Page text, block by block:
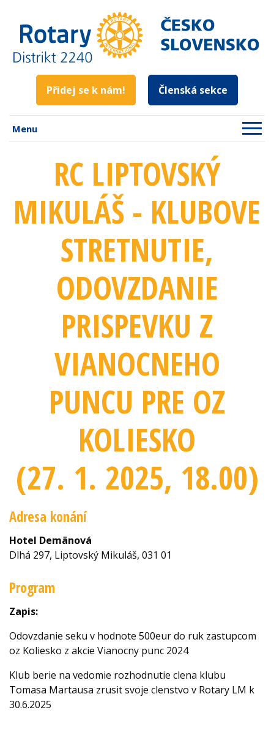
Přidej se k nám! Členská sekce
Menu
RC LIPTOVSKÝ
MIKULÁŠ - KLUBOVE
STRETNUTIE,
ODOVZDANIE
PRISPEVKU Z
VIANOCNEHO
PUNCU PRE OZ
KOLIESKO
(27. 1. 2025, 18.00)
Adresa konání
Hotel Demänová
Dlhá 297, Liptovský Mikuláš, 031 01
Program
Zapis:
Odovzdanie seku v hodnote 500eur do ruk zastupcom
oz Koliesko z akcie Vianocny punc 2024
Klub berie na vedomie rozhodnutie clena klubu
Tomasa Martausa zrusit svoje clenstvo v Rotary LM k
30.6.2025